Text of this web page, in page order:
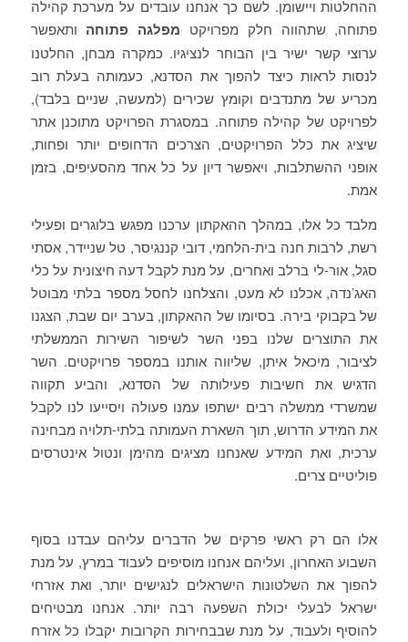
ההחלטות ויישומן. לשם כך אנחנו עובדים על מערכת קהילה
פתוחה, שתהווה חלק מפרויקט מפלגה פתוחה ותאפשר
ערוצי קשר ישיר בין הבוחר לנציגיו. כמקרה מבחן, החלטנו
לנסות לראות כיצד להפוך את הסדנא, כעמותה בעלת רוב
מכריע של מתנדבים וקומץ שכירים (למעשה, שניים בלבד),
לפרויקט של קהילה פתוחה. במסגרת הפרויקט מתוכנן אתר
שיציג את כלל הפרויקטים, הצרכים הדחופים יותר ופחות,
אופני ההשתלבות, ויאפשר דיון על כל אחד מהסעיפים, בזמן
אמת.
מלבד כל אלו, במהלך ההאקתון ערכנו מפגש בלוגרים ופעילי
רשת, לרבות חנה בית-הלחמי, דובי קננגיסר, טל שניידר, אסתי
סגל, אור-לי ברלב ואחרים, על מנת לקבל דעה חיצונית על כלי
האג’נדה, אכלנו לא מעט, והצלחנו לחסל מספר בלתי מבוטל
של בקבוקי בירה. בסיומו של ההאקתון, בערב יום שבת, הצגנו
את התוצרים שלנו בפני השר לשיפור השירות הממשלתי
לציבור, מיכאל איתן, שליווה אותנו במספר פרויקטים. השר
הדגיש את חשיבות פעילותה של הסדנא, והביע תקווה
שמשרדי ממשלה רבים ישתפו עמנו פעולה ויסייעו לנו לקבל
את המידע הדרוש, תוך השארת העמותה בלתי-תלויה מבחינה
ערכית, ואת המידע שאנחנו מציגים מהימן ונטול אינטרסים
פוליטיים צרים.
אלו הם רק ראשי פרקים של הדברים עליהם עבדנו בסוף
השבוע האחרון, ועליהם אנחנו מוסיפים לעבוד במרץ, על מנת
להפוך את השלטונות הישראלים לנגישים יותר, ואת אזרחי
ישראל לבעלי יכולת השפעה רבה יותר. אנחנו מבטיחים
להוסיף ולעבוד, על מנת שבבחירות הקרובות יקבלו כל אזרח